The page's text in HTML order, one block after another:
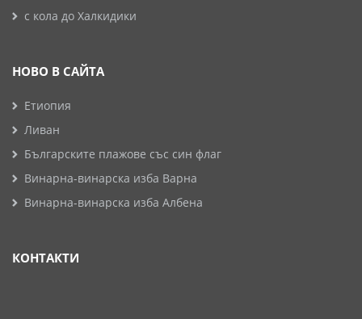
с кола до Халкидики
НОВО В САЙТА
Етиопия
Ливан
Българските плажове със син флаг
Винарна-винарска изба Варна
Винарна-винарска изба Албена
КОНТАКТИ